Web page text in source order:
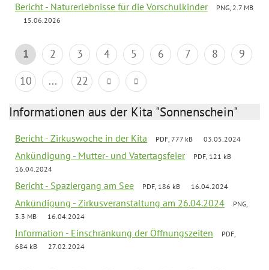
Bericht - Naturerlebnisse für die Vorschulkinder
PNG, 2.7 MB
15.06.2026
1 2 3 4 5 6 7 8
9
10
... 22
Informationen aus der Kita "Sonnenschein"
Bericht - Zirkuswoche in der Kita PDF, 777 kB 03.05.2024
Ankündigung - Mutter- und Vatertagsfeier
PDF, 121 kB
16.04.2024
Bericht - Spaziergang am See PDF, 186 kB 16.04.2024
Ankündigung - Zirkusveranstaltung am 26.04.2024
PNG,
3.3 MB
16.04.2024
Information - Einschränkung der Öffnungszeiten
PDF,
684 kB
27.02.2024